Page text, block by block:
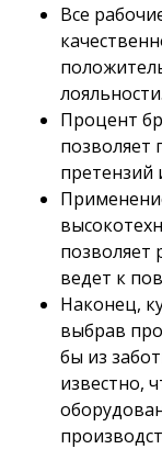
Все
лояльности.
Процент
позволяет
претензий
позволяет
ведет к
Наконец,
выбрав
бы из
известно,